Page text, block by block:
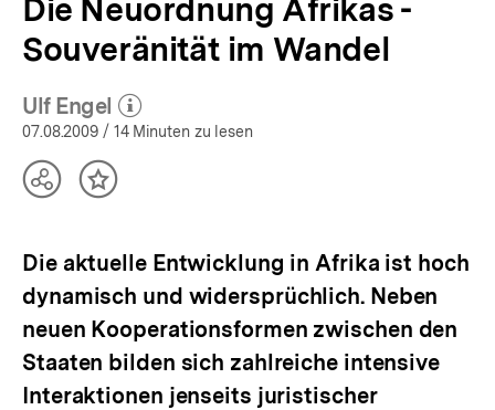
Die Neuordnung Afrikas -
Souveränität im Wandel
Ulf Engel
(Mehr zum Autor)
öffnen
07.08.2009 / 14 Minuten zu lesen
TeilenInhalt
Die aktuelle Entwicklung in Afrika ist hoch
dynamisch und widersprüchlich. Neben
neuen Kooperationsformen zwischen den
Staaten bilden sich zahlreiche intensive
Interaktionen jenseits juristischer